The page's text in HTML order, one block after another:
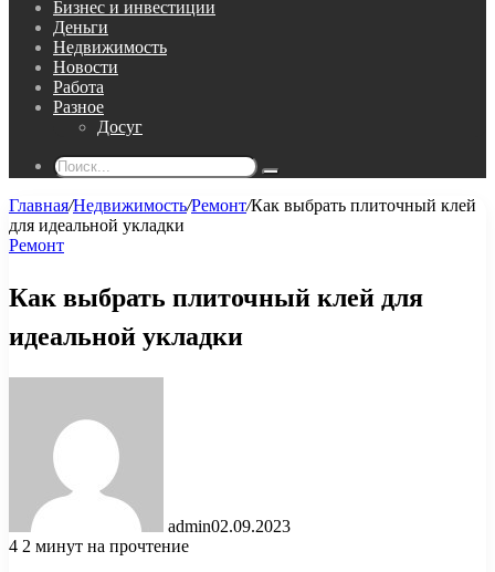
Бизнес и инвестиции
Деньги
Недвижимость
Новости
Работа
Разное
Досуг
Поиск...
Главная/Недвижимость/Ремонт/Как выбрать плиточный клей
для идеальной укладки
Ремонт
Как выбрать плиточный клей для
идеальной укладки
admin02.09.2023
4 2 минут на прочтение